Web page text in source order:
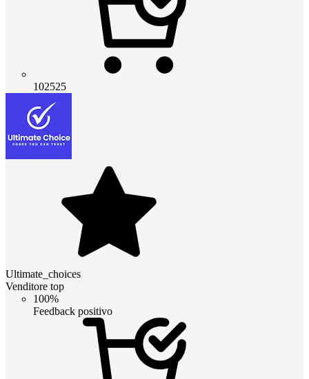
102525
Ultimate_choices
Venditore top
100%
Feedback positivo